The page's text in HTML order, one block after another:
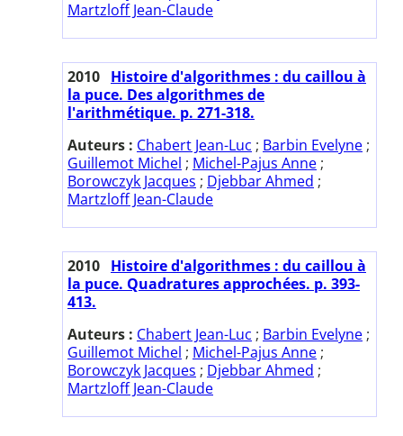
Martzloff Jean-Claude
2010 Histoire d'algorithmes : du caillou à
la puce. Des algorithmes de
l'arithmétique. p. 271-318.
Auteurs : Chabert Jean-Luc ; Barbin Evelyne ;
Guillemot Michel ; Michel-Pajus Anne ;
Borowczyk Jacques ; Djebbar Ahmed ;
Martzloff Jean-Claude
2010 Histoire d'algorithmes : du caillou à
la puce. Quadratures approchées. p. 393-
413.
Auteurs : Chabert Jean-Luc ; Barbin Evelyne ;
Guillemot Michel ; Michel-Pajus Anne ;
Borowczyk Jacques ; Djebbar Ahmed ;
Martzloff Jean-Claude